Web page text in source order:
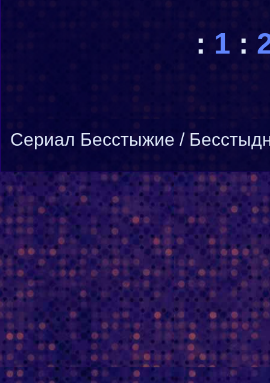
: 1 :
Cериал Бесстыжие /